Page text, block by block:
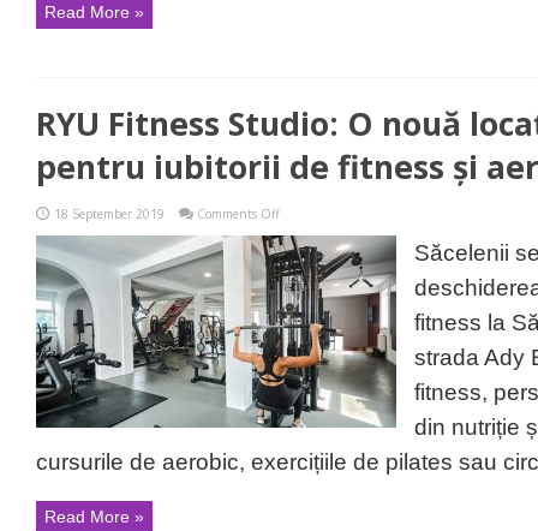
Read More »
RYU Fitness Studio: O nouă
pentru iubitorii de fitness și
18 September 2019 Comments Offon
Fitness
Studio:
O
nouă
locație
în
Săcele
pentru
iubitorii
de
fitness
și
Săcelenii
fitness la
strada Ady
fitness,
din nutriție
cursurile de aerobic, exercițiile de pilates sau
Read More »